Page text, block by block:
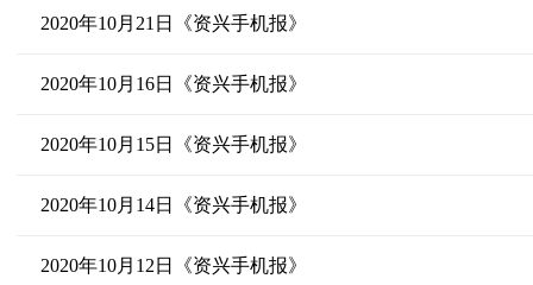
2020年10月21日《资兴手机报》
2020年10月16日《资兴手机报》
2020年10月15日《资兴手机报》
2020年10月14日《资兴手机报》
2020年10月12日《资兴手机报》